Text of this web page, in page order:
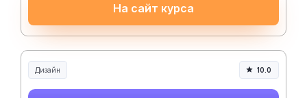
На сайт курса
Дизайн 10.0